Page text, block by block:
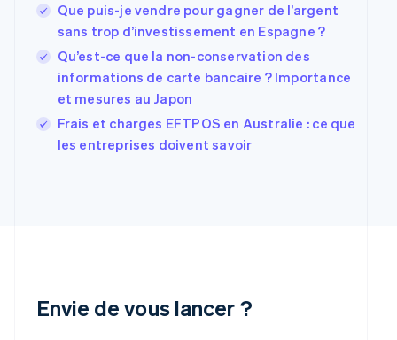
Que puis-je vendre pour gagner de l’argent
sans trop d’investissement en Espagne ?
Qu’est-ce que la non-conservation des
informations de carte bancaire ? Importance
et mesures au Japon
Frais et charges EFTPOS en Australie : ce que
les entreprises doivent savoir
Envie de vous lancer ?
EnglishEspañol简体中文
Finlande
France
FrançaisEnglish
Gibraltar
English
Grèce
English
Japon